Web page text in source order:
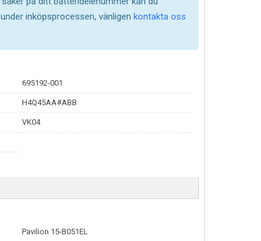
inköpsprocessen, vänligen kontakta oss
695192-001
H4Q45AA#ABB
VK04
Pavilion 15-B051EL